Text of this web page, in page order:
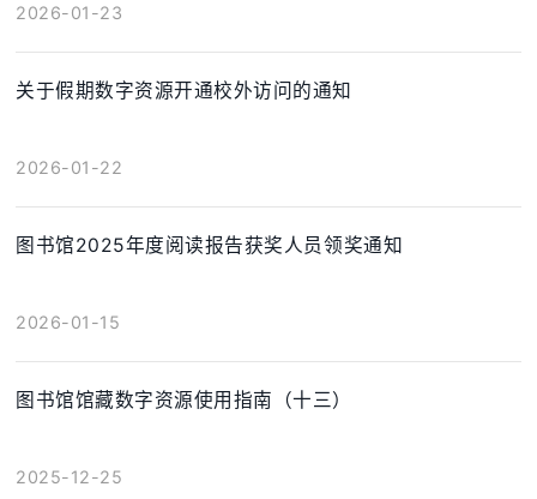
2026-01-23
关于假期数字资源开通校外访问的通知
2026-01-22
图书馆2025年度阅读报告获奖人员领奖通知
2026-01-15
图书馆馆藏数字资源使用指南（十三）
2025-12-25